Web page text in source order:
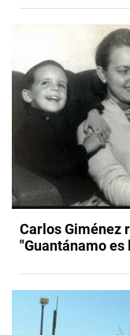
Carlos Giménez
"Guantánamo